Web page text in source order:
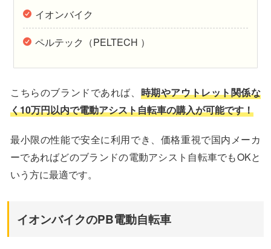
イオンバイク
ペルテック（PELTECH ）
こちらのブランドであれば、 時期やアウトレット関係な
く10万円以内で電動アシスト自転車の購入が可能です！
最小限の性能で安全に利用でき、価格重視で国内メーカ
ーであればどのブランドの電動アシスト自転車でもOKと
いう方に最適です。
イオンバイクのPB電動自転車